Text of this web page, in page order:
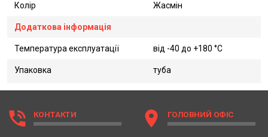
Колір Жасмін
Додаткова інформація
Температура експлуатації від -40 до +180 °C
Упаковка туба
phone_in_talk КОНТАКТИ location_on ГОЛОВНИЙ ОФІС